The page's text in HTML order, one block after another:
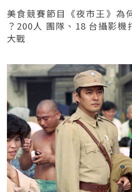
美食競賽節目《夜市王》為
？200人 團隊、18 台攝影機
大戰